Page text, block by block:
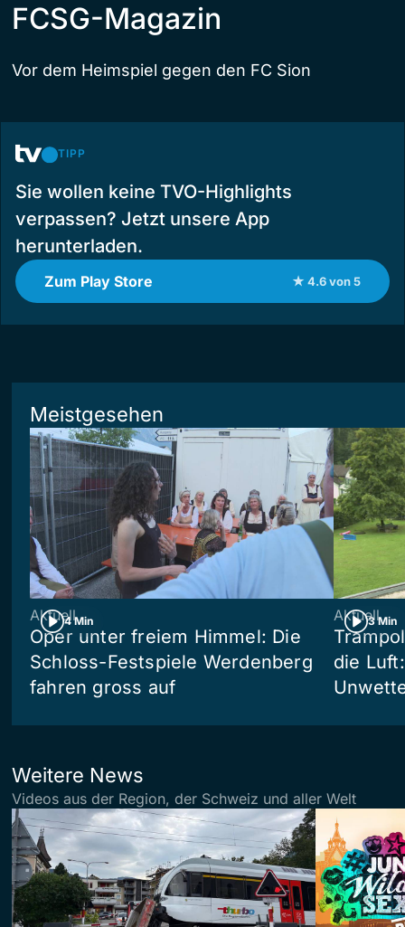
FCSG-Magazin
Vor dem Heimspiel gegen den FC Sion
TIPP
Sie wollen keine TVO-Highlights
verpassen? Jetzt unsere App
herunterladen.
Zum Play Store ★ 4.6 von 5
Meistgesehen
4 Min
Aktuell
Oper unter freiem Himmel: Die
Schloss-Festspiele Werdenberg
fahren gross auf
3 Min
Aktuell
die
Weitere News
Videos aus der Region, der Schweiz und aller Welt